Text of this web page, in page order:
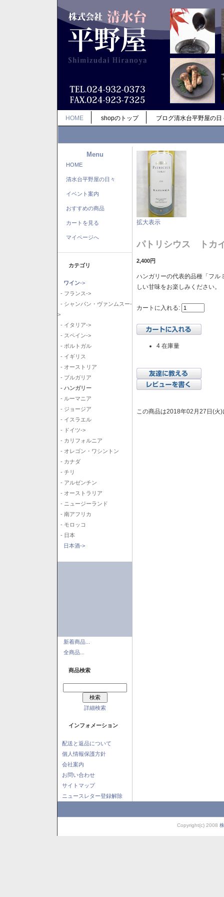
HOME shopのトップ ブログ清水台平野屋の日
Menu
HOME
清水台平野屋の日々
イベント案内
おすすめの商品
カートを見る
マイページへ
カテゴリ
ワイン->
- フランス->
- シャンパン・ヴァンムスー-
>
- イタリア->
- スペイン->
- ポルトガル
- イギリス
- オーストリア
- ブルガリア
- ハンガリー
- ルーマニア
- ジョージア
- イスラエル
- ドイツ->
- カリフォルニア
- オレゴン・ワシントン
- カナダ
- チリ
- アルゼンチン
- オーストラリア
- ニュージーランド
- 南アフリカ
- モロッコ
- 日本
日本酒->
新着商品...
全商品...
商品検索
詳細検索
インフォメーション
配送と返品について
個人情報保護方針
会社案内
お問い合わせ
サイトマップ
ニュースレター登録解除
拡大表示
パトリシウス トカ
2,400円
ハンガリーの代表的品種「フル
しい甘味をお楽しみください。
カートに入れる:
4 在庫量
この商品は2018年02月27日(火
Copyright(c) 2008